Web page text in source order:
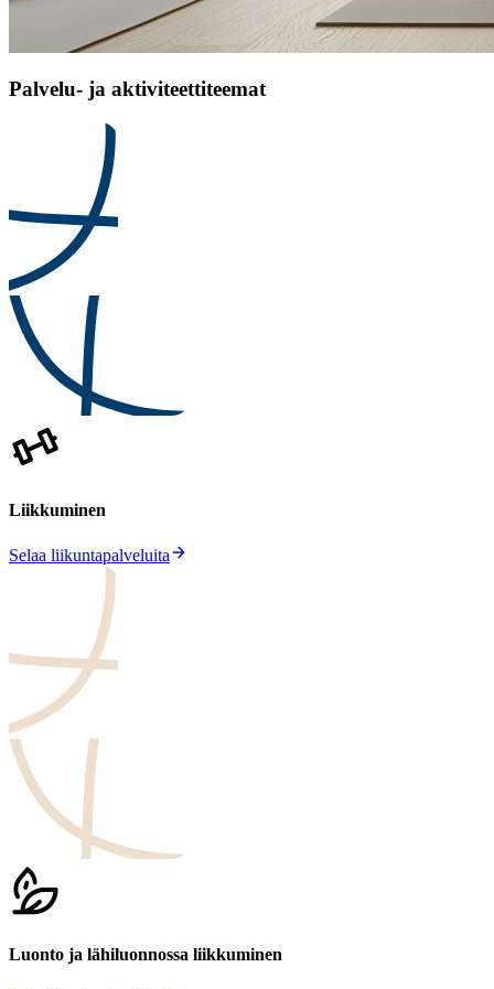
Palvelu- ja aktiviteettiteemat
Liikkuminen
Selaa liikuntapalveluita
Luonto ja lähiluonnossa liikkuminen